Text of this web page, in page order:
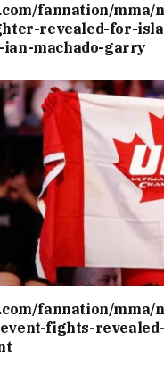
fannation/mma/
revealed-for-
ian-machado-garry
fannation/mma/
fights-